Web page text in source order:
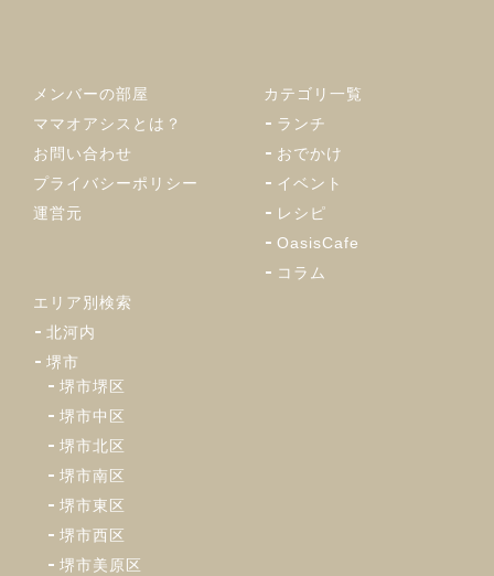
メンバーの部屋
ママオアシスとは？
お問い合わせ
プライバシーポリシー
運営元
カテゴリ一覧
ランチ
おでかけ
イベント
レシピ
OasisCafe
コラム
エリア別検索
北河内
堺市
堺市堺区
堺市中区
堺市北区
堺市南区
堺市東区
堺市西区
堺市美原区